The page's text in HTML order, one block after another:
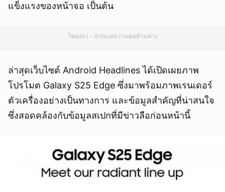
แข็งแรงของหน้าจอ เป็นต้น
โฆษณา - อ่านบทความต่อด้านล่าง
ล่าสุดเว็บไซต์ Android Headlines ได้เปิดเผยภาพ
โปรโมต Galaxy S25 Edge ซึ่งมาพร้อมภาพเรนเดอร์
ตัวเครื่องอย่างเป็นทางการ และข้อมูลสำคัญที่น่าสนใจ
ซึ่งสอดคล้องกับข้อมูลสเปกที่มีข่าวลือก่อนหน้านี้